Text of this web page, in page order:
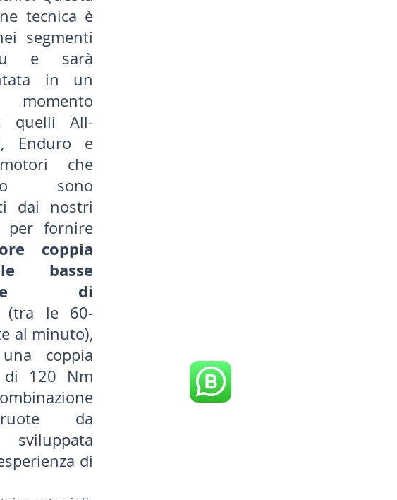
tecnica è
segmenti
e sarà
in un
momento
quelli All-
Enduro e
che
sono
dai nostri
per fornire
coppia
basse
di
(tra le 60-
al minuto),
coppia
di 120 Nm
da
sviluppata
di